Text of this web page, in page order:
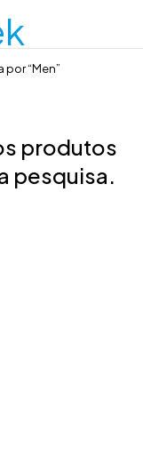
“Men”
produtos
pesquisa.